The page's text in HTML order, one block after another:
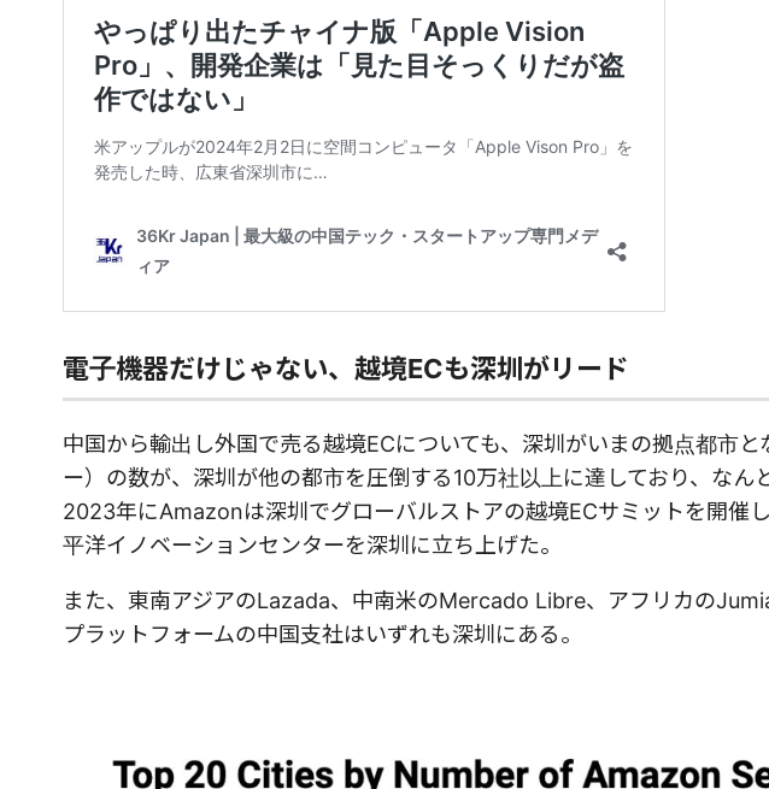
電子機器だけじゃない、越境ECも深圳がリード
中国から輸出し外国で売る越境ECについても、深圳がいまの拠点都市
ー）の数が、深圳が他の都市を圧倒する10万社以上に達しており、 なん
2023年にAmazonは深圳でグローバルストアの越境ECサミットを開催
平洋イノベーションセンターを深圳に立ち上げた。
また、東南アジアのLazada、中南米のMercado Libre、アフリカの
プラットフォームの中国支社はいずれも深圳にある。